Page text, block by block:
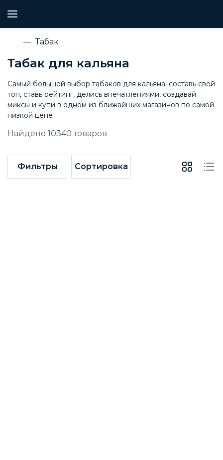
Табак
Табак для кальяна
Самый большой выбор табаков для кальяна: составь свой
топ, ставь рейтинг, делись впечатлениями, создавай
миксы и купи в одном из ближайших магазинов по самой
низкой цене
Найдено 10340 товаров
Фильтры Сортировка